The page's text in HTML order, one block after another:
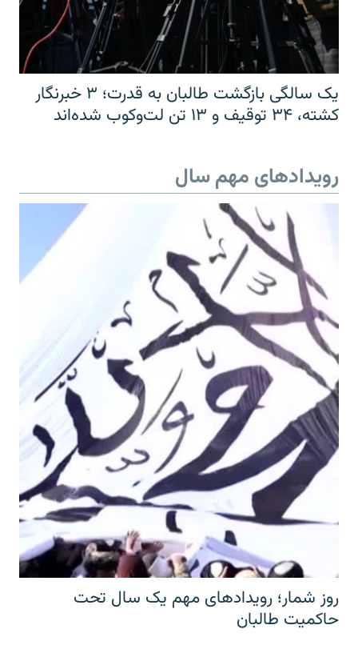
یک سالگی بازگشت طالبان به قدرت؛ ۳ خبرنگار
کشته، ۳۴ توقیف و ۱۳ تن لت‌وکوب شده‌اند
رویدادهای مهم سال
روز شمار؛ رویدادهای مهم یک سال تحت
حاکمیت طالبان